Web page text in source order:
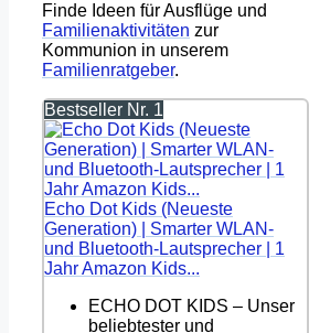
Finde Ideen für Ausflüge und
Familienaktivitäten zur
Kommunion in unserem
Familienratgeber.
Bestseller Nr. 1
Echo Dot Kids (Neueste
Generation) | Smarter WLAN-
und Bluetooth-Lautsprecher | 1
Jahr Amazon Kids...
ECHO DOT KIDS – Unser
beliebtester und